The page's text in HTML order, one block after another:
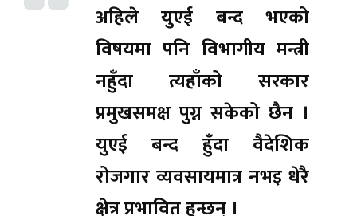
अहिले युएई बन्द भएको
विषयमा पनि विभागीय मन्त्री
नहुँदा त्यहाँको सरकार
प्रमुखसमक्ष पुग्न सकेको छैन ।
युएई बन्द हुँदा वैदेशिक
रोजगार व्यवसायमात्र नभइ धेरै
क्षेत्र प्रभावित हुन्छन् ।